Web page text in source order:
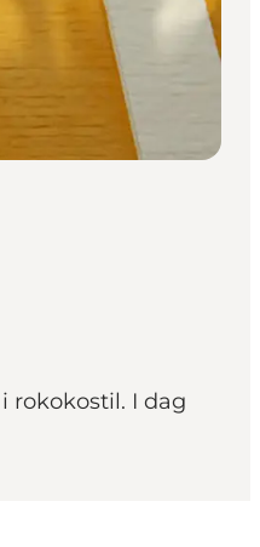
rokokostil. I dag